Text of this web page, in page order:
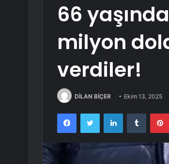
66
milyon
verdiler!
DİLAN BİÇER Ekim 13, 2025
FacebookTwitter LinkedInTumblr